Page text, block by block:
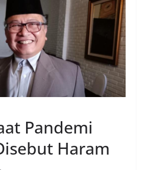
Pandemi
Haram